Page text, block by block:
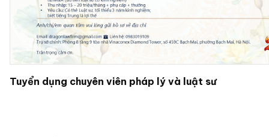
Tuyển dụng chuyên viên pháp lý và luật sư